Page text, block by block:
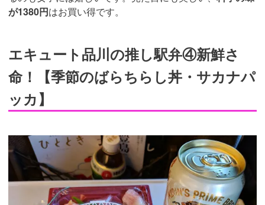
が1380円はお買い得です。
エキュート品川の推し駅弁④新鮮さ
命！【季節のばらちらし丼・サカナパ
ッカ】